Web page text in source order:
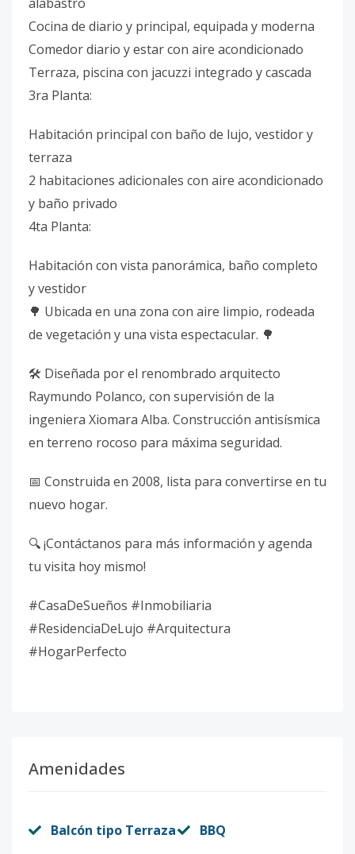
Cocina de diario y principal, equipada y moderna
Comedor diario y estar con aire acondicionado
Terraza, piscina con jacuzzi integrado y cascada
3ra Planta:
Habitación principal con baño de lujo, vestidor y
terraza
2 habitaciones adicionales con aire acondicionado
y baño privado
4ta Planta:
Habitación con vista panorámica, baño completo
y vestidor
🌳 Ubicada en una zona con aire limpio, rodeada
de vegetación y una vista espectacular. 🌳
🛠 Diseñada por el renombrado arquitecto
Raymundo Polanco, con supervisión de la
ingeniera Xiomara Alba. Construcción antisísmica
en terreno rocoso para máxima seguridad.
📅 Construida en 2008, lista para convertirse en tu
nuevo hogar.
🔍 ¡Contáctanos para más información y agenda
tu visita hoy mismo!
#CasaDeSueños #Inmobiliaria
#ResidenciaDeLujo #Arquitectura
#HogarPerfecto
Amenidades
Balcón tipo Terraza BBQ